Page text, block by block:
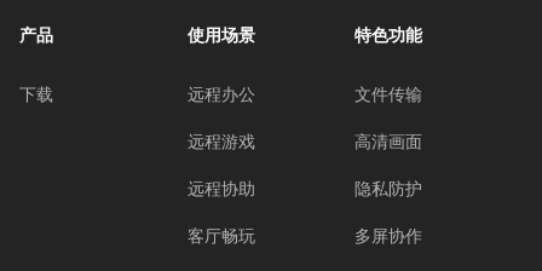
产品
下载
使用场景
远程办公
远程游戏
远程协助
客厅畅玩
特色功能
文件传输
高清画面
隐私防护
多屏协作